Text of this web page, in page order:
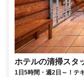
ホテルの清掃スタ
1日5時間・週2日～！テ